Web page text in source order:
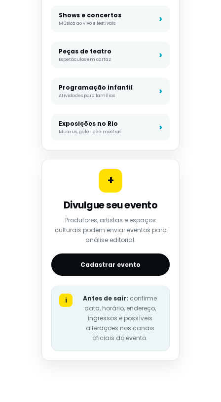
Shows e concertos
Música ao vivo e festivais
Peças de teatro
Espetáculos em cartaz
Programação infantil
Atividades para famílias
Exposições no Rio
Museus, galerias e mostras
+
Divulgue seu evento
Produtores, artistas e espaços
culturais podem enviar eventos para
análise editorial.
Cadastrar evento
i Antes de sair: confirme
data, horário, endereço,
ingressos e possíveis
alterações nos canais
oficiais do evento.